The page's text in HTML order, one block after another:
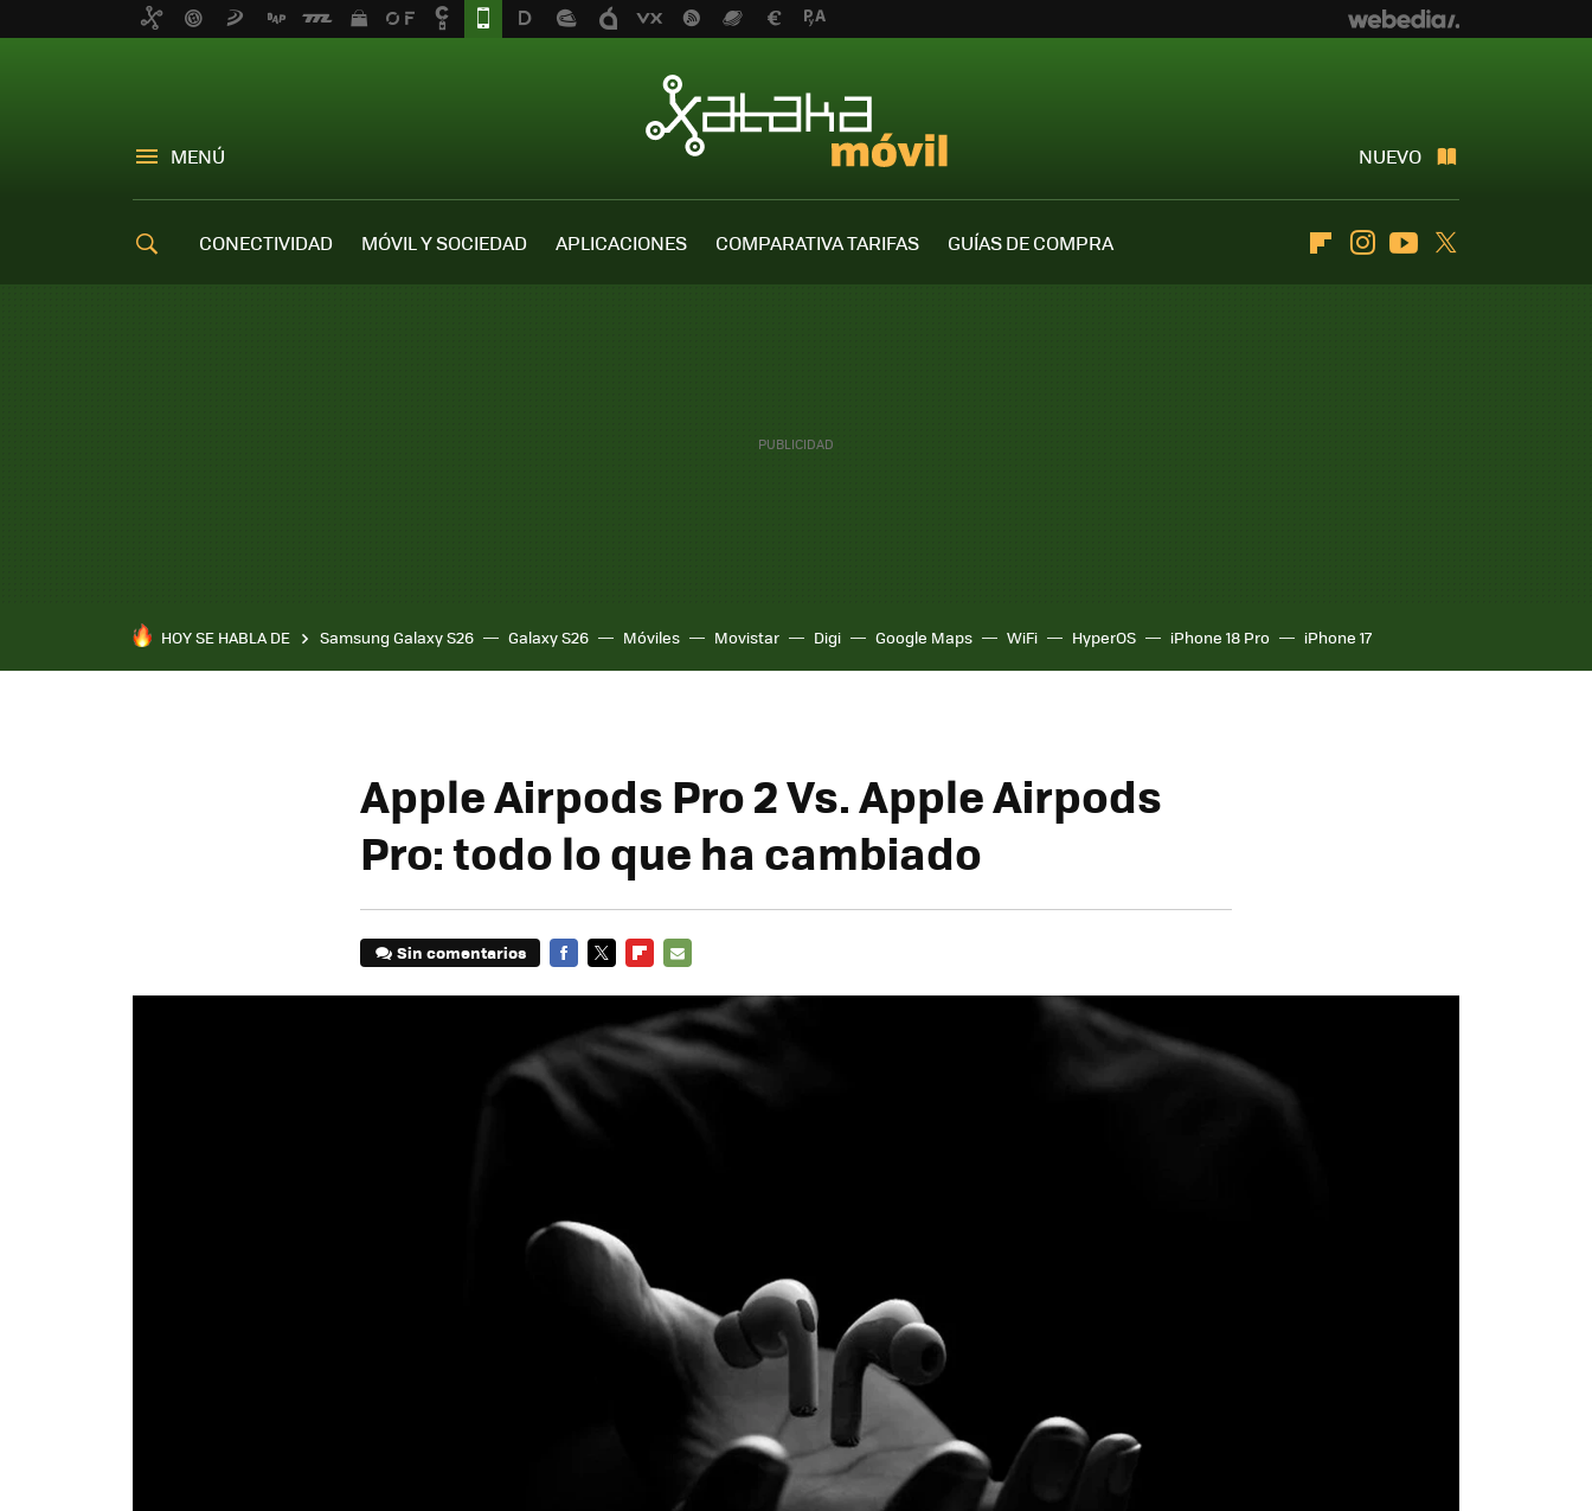
MENÚ NUEVO
CONECTIVIDAD MÓVIL Y SOCIEDAD APLICACIONES COMPARATIVA TARIFAS
GUÍAS DE COMPRA
FlipboardInstagramYoutube
HOY SE HABLA DE Samsung Galaxy S26 Galaxy S26 Móviles Movistar Digi Google Maps WiFi HyperOS iPhone 18 Pro iPhone 17
Apple Airpods Pro 2 Vs. Apple Airpods
Pro: todo lo que ha cambiado
Sin comentarios
MAIL